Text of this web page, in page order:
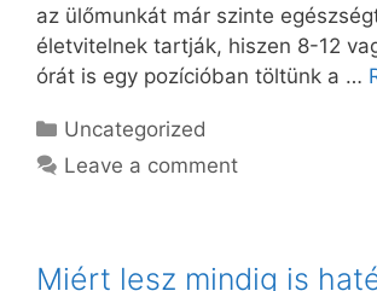
az ülőmunkát már szinte
életvitelnek tartják, hiszen 8-12
órát is egy pozícióban töltünk a …
Categories
Uncategorized
Leave a comment
Miért lesz mindig is